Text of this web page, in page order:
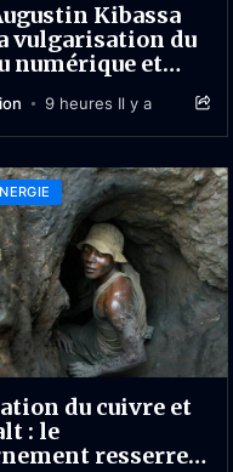
Kibassa
vulgarisation du
numérique et
9 heures Il y a
du cuivre et
: le
resserre